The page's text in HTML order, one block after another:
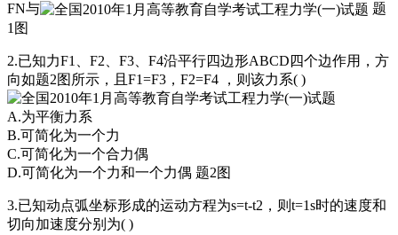
FN与
题
1图
2.已知力F1、F2、F3、F4沿平行四边形ABCD四个边作用，方
向如题2图所示，且F1=F3，F2=F4 ，则该力系( )
A.为平衡力系
B.可简化为一个力
C.可简化为一个合力偶
D.可简化为一个力和一个力偶 题2图
3.已知动点弧坐标形成的运动方程为s=t-t2，则t=1s时的速度和
切向加速度分别为( )